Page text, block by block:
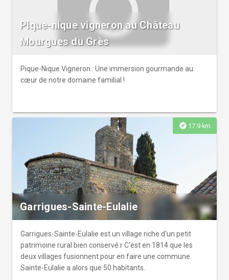
Pique-nique vigneron au Château
Mourgues du Grès
Pique-Nique Vigneron : Une immersion gourmande au
cœur de notre domaine familial !
explore 17.9 km
Garrigues-Sainte-Eulalie
Garrigues-Sainte-Eulalie est un village riche d'un petit
patrimoine rural bien conservé.r C'est en 1814 que les
deux villages fusionnent pour en faire une commune.
Sainte-Eulalie a alors que 50 habitants.